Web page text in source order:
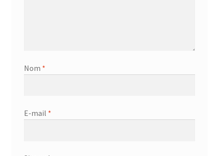
Nom *
E-mail *